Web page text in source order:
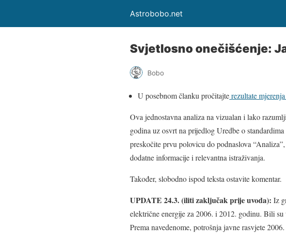
Astrobobo.net
Svjetlosno onečišćenje:
Bobo
U posebnom članku pročitajterezultate
Ova jednostavna analiza na vizualan i lako
godina uz osvrt na prijedlog Uredbe o
preskočite prvu polovicu do podnaslova
dodatne informacije i relevantna istraživanja.
Također, slobodno ispod teksta ostavite komentar.
UPDATE 24.3. (iliti zaključak prije uvoda): Iz
električne energije za 2006. i 2012. godinu. Bili
Prema navedenome, potrošnja javne rasvjete